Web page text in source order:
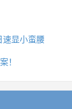
速显小蛮腰
！